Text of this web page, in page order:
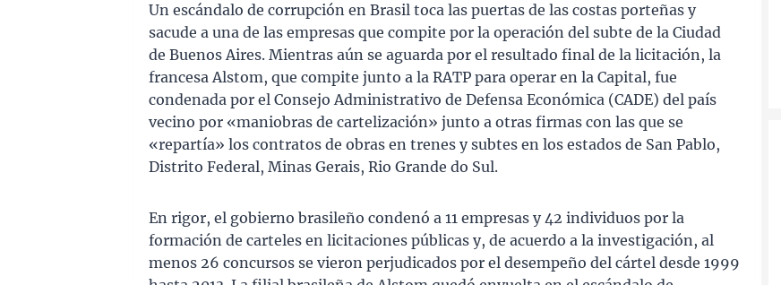
Un escándalo de corrupción en Brasil toca las puertas de las costas porteñas y
sacude a una de las empresas que compite por la operación del subte de la Ciudad
de Buenos Aires. Mientras aún se aguarda por el resultado final de la licitación, la
francesa Alstom, que compite junto a la RATP para operar en la Capital, fue
condenada por el Consejo Administrativo de Defensa Económica (CADE) del país
vecino por «maniobras de cartelización» junto a otras firmas con las que se
«repartía» los contratos de obras en trenes y subtes en los estados de San Pablo,
Distrito Federal, Minas Gerais, Rio Grande do Sul.
En rigor, el gobierno brasileño condenó a 11 empresas y 42 individuos por la
formación de carteles en licitaciones públicas y, de acuerdo a la investigación, al
menos 26 concursos se vieron perjudicados por el desempeño del cártel desde 1999